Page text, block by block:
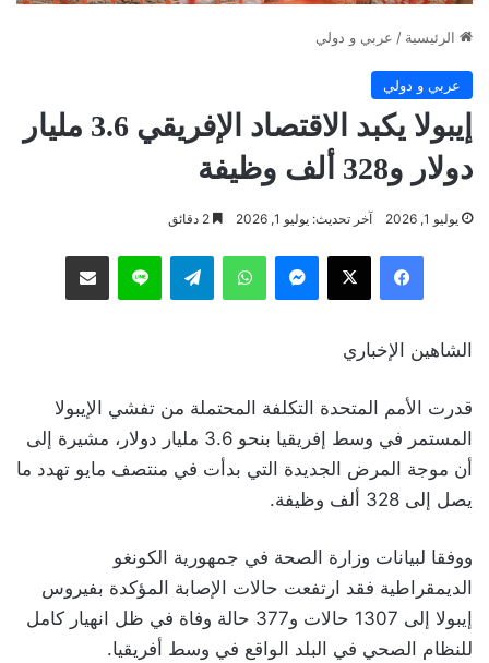
الرئيسية / عربي و دولي
عربي و دولي
إيبولا يكبد الاقتصاد الإفريقي 3.6 مليار
دولار و328 ألف وظيفة
يوليو 1, 2026 آخر تحديث: يوليو 1, 2026
فيسبوك ‫X ماسنجر واتساب تيلقرام لاين مشاركة عبر البريد
الشاهين الإخباري
قدرت الأمم المتحدة التكلفة المحتملة من تفشي الإيبولا
المستمر في وسط إفريقيا بنحو 3.6 مليار دولار، مشيرة إلى
أن موجة المرض الجديدة التي بدأت في منتصف مايو تهدد ما
يصل إلى 328 ألف وظيفة.
ووفقا لبيانات وزارة الصحة في جمهورية الكونغو
الديمقراطية فقد ارتفعت حالات الإصابة المؤكدة بفيروس
إيبولا إلى 1307 حالات و377 حالة وفاة في ظل انهيار كامل
للنظام الصحي في البلد الواقع في وسط أفريقيا.